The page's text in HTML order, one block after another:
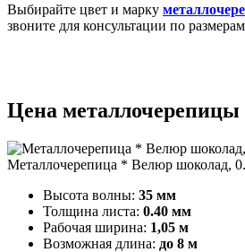
Выбирайте цвет и марку
звоните для консультации по
Цена
Металлочерепица * Велюр шоколад,
Высота волны: 35 мм
Толщина листа: 0.40 мм
Рабочая ширина: 1,05 м
Возможная длина: до 8 м